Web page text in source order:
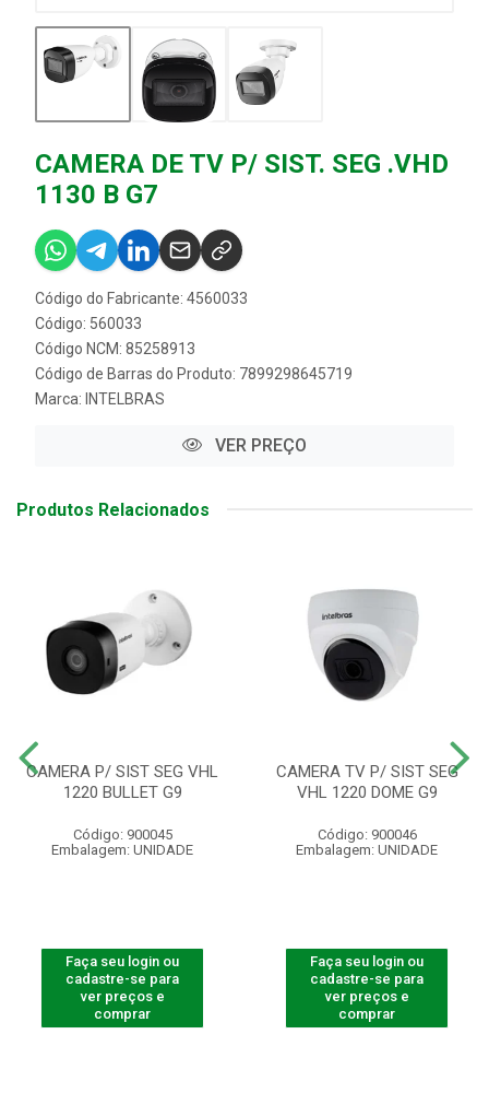
CAMERA DE TV P/ SIST. SEG .VHD
1130 B G7
Código do Fabricante: 4560033
Código: 560033
Código NCM: 85258913
Código de Barras do Produto: 7899298645719
Marca: INTELBRAS
VER PREÇO
Produtos Relacionados
CAMERA P/ SIST SEG VHL
1220 BULLET G9
Código: 900045
Embalagem: UNIDADE
Faça seu login ou
cadastre-se para
ver preços e
comprar
CAMERA TV P/ SIST SEG
VHL 1220 DOME G9
Código: 900046
Embalagem: UNIDADE
Faça seu login ou
cadastre-se para
ver preços e
comprar